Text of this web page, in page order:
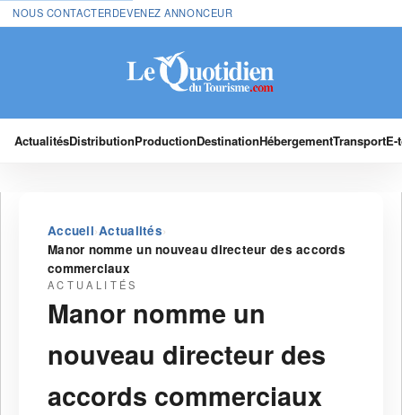
NOUS CONTACTERDEVENEZ ANNONCEUR
ActualitésDistributionProductionDestinationHébergementTransport
Accueil›Actualités›
Manor nomme un nouveau directeur des accords
commerciaux
ACTUALITÉS
Manor nomme un
nouveau directeur des
accords commerciaux